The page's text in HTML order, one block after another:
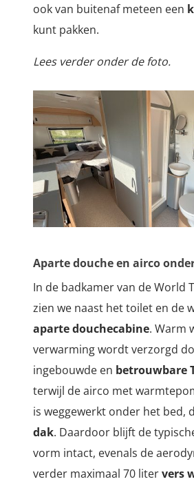
ook van buitenaf meteen een
kunt pakken.
Lees verder onder de foto.
Aparte douche en airco
In de badkamer van de World
zien we naast het toilet en de
aparte douchecabine. Warm
verwarming wordt verzorgd
ingebouwde en betrouwbare
terwijl de airco met
is weggewerkt onder het bed,
dak. Daardoor blijft de
vorm intact, evenals de
verder maximaal 70 litervers